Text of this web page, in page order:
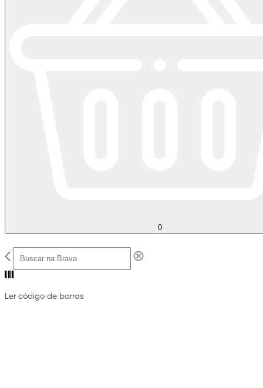
0
Ler código de barras